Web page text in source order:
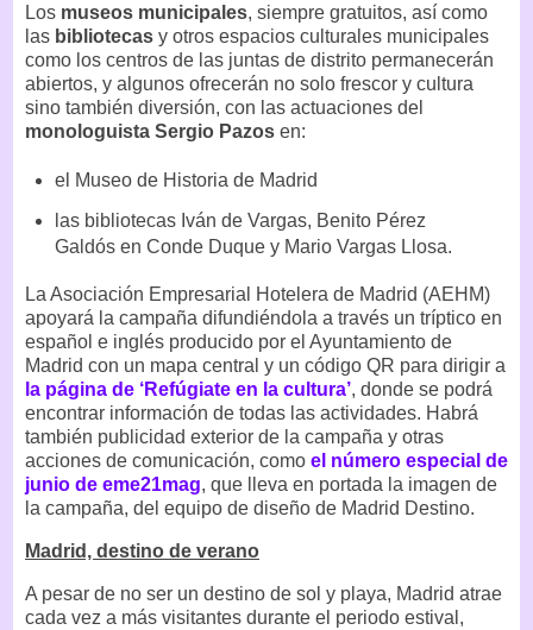
Los museos municipales, siempre gratuitos, así como
las bibliotecas y otros espacios culturales municipales
como los centros de las juntas de distrito permanecerán
abiertos, y algunos ofrecerán no solo frescor y cultura
sino también diversión, con las actuaciones del
monologuista Sergio Pazos en:
el Museo de Historia de Madrid
las bibliotecas Iván de Vargas, Benito Pérez
Galdós en Conde Duque y Mario Vargas Llosa.
La Asociación Empresarial Hotelera de Madrid (AEHM)
apoyará la campaña difundiéndola a través un tríptico en
español e inglés producido por el Ayuntamiento de
Madrid con un mapa central y un código QR para dirigir a
la página de ‘Refúgiate en la cultura’, donde se podrá
encontrar información de todas las actividades. Habrá
también publicidad exterior de la campaña y otras
acciones de comunicación, como el número especial de
junio de eme21mag, que lleva en portada la imagen de
la campaña, del equipo de diseño de Madrid Destino.
Madrid, destino de verano
A pesar de no ser un destino de sol y playa, Madrid atrae
cada vez a más visitantes durante el periodo estival,